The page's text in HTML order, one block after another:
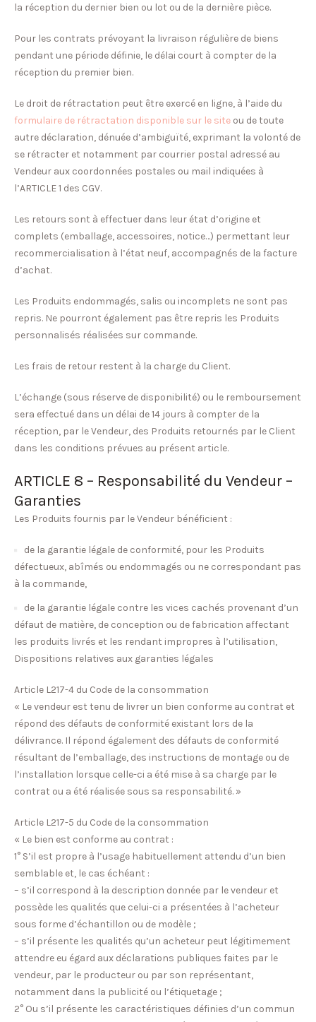
la réception du dernier bien ou lot ou de la dernière pièce.
Pour les contrats prévoyant la livraison régulière de biens
pendant une période définie, le délai court à compter de la
réception du premier bien.
Le droit de rétractation peut être exercé en ligne, à l’aide du
formulaire de rétractation disponible sur le siteou de toute
autre déclaration, dénuée d’ambiguïté, exprimant la volonté de
se rétracter et notamment par courrier postal adressé au
Vendeur aux coordonnées postales ou mail indiquées à
l’ARTICLE 1 des CGV.
Les retours sont à effectuer dans leur état d’origine et
complets (emballage, accessoires, notice…) permettant leur
recommercialisation à l’état neuf, accompagnés de la facture
d’achat.
Les Produits endommagés, salis ou incomplets ne sont pas
repris. Ne pourront également pas être repris les Produits
personnalisés réalisées sur commande.
Les frais de retour restent à la charge du Client.
L’échange (sous réserve de disponibilité) ou le remboursement
sera effectué dans un délai de 14 jours à compter de la
réception, par le Vendeur, des Produits retournés par le Client
dans les conditions prévues au présent article.
ARTICLE 8 – Responsabilité du Vendeur –
Garanties
Les Produits fournis par le Vendeur bénéficient :
de la garantie légale de conformité, pour les Produits
défectueux, abîmés ou endommagés ou ne correspondant pas
à la commande,
de la garantie légale contre les vices cachés provenant d’un
défaut de matière, de conception ou de fabrication affectant
les produits livrés et les rendant impropres à l’utilisation,
Dispositions relatives aux garanties légales
Article L217-4 du Code de la consommation
« Le vendeur est tenu de livrer un bien conforme au contrat et
répond des défauts de conformité existant lors de la
délivrance. Il répond également des défauts de conformité
résultant de l’emballage, des instructions de montage ou de
l’installation lorsque celle-ci a été mise à sa charge par le
contrat ou a été réalisée sous sa responsabilité. »
Article L217-5 du Code de la consommation
« Le bien est conforme au contrat :
1° S’il est propre à l’usage habituellement attendu d’un bien
semblable et, le cas échéant :
– s’il correspond à la description donnée par le vendeur et
possède les qualités que celui-ci a présentées à l’acheteur
sous forme d’échantillon ou de modèle ;
– s’il présente les qualités qu’un acheteur peut légitimement
attendre eu égard aux déclarations publiques faites par le
vendeur, par le producteur ou par son représentant,
notamment dans la publicité ou l’étiquetage ;
2° Ou s’il présente les caractéristiques définies d’un commun